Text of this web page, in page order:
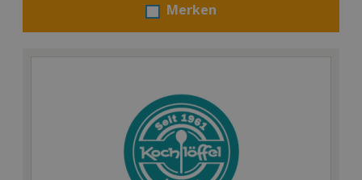
Merken